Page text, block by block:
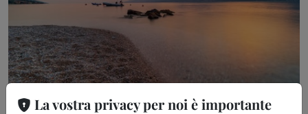
La vostra privacy per noi è importante